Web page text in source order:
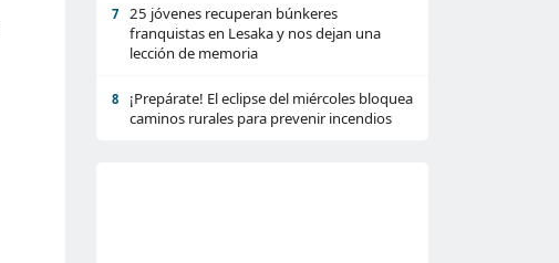
7
25 jóvenes recuperan búnkeres
franquistas en Lesaka y nos dejan una
lección de memoria
8
¡Prepárate! El eclipse del miércoles bloquea
caminos rurales para prevenir incendios